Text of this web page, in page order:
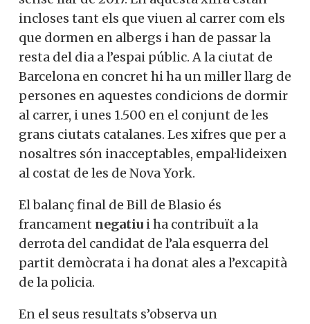
incloses tant els que viuen al carrer com els
que dormen en albergs i han de passar la
resta del dia a l’espai públic. A la ciutat de
Barcelona en concret hi ha un miller llarg de
persones en aquestes condicions de dormir
al carrer, i unes 1.500 en el conjunt de les
grans ciutats catalanes. Les xifres que per a
nosaltres són inacceptables, empal·lideixen
al costat de les de Nova York.
El balanç final de Bill de Blasio és
francament negatiu i ha contribuït a la
derrota del candidat de l’ala esquerra del
partit demòcrata i ha donat ales a l’excapità
de la policia.
En el seus resultats s’observa un